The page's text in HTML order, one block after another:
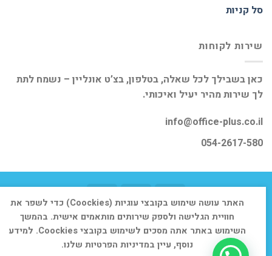
סל קניות
שירות לקוחות
כאן בשבילך לכל שאלה, בטלפון, בצ’ט אונליין – נשמח לתת
לך שירות מהיר יעיל ואיכותי.
info@office-plus.co.il
054-2617-580
דף הבית אודות חנות יצירת קשר
כל הזכויות שמורות 2026 © אופיס פלוס
האתר עושה שימוש בקובצי עוגיות (Coockies) כדי לשפר את
חוויית הגלישה ולספק שירותים מותאמים אישית. בהמשך
השימוש באתר אתה מסכים לשימוש בקובצי Coockies. למידע
נוסף, עיין במדיניות הפרטיות שלנו.